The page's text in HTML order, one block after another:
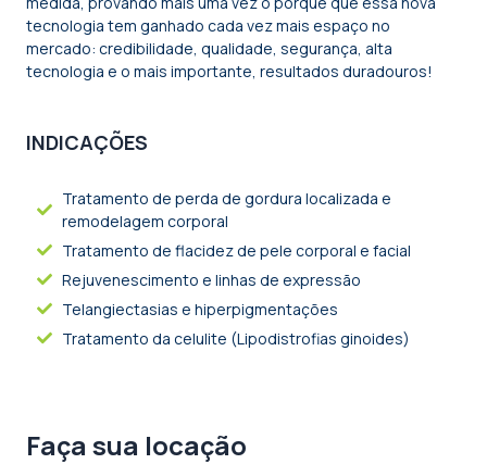
tecnologia tem ganhado cada vez mais espaço no
mercado: credibilidade, qualidade, segurança, alta
tecnologia e o mais importante, resultados duradouros!
INDICAÇÕES
Tratamento de perda de gordura localizada e
remodelagem corporal
Tratamento de flacidez de pele corporal e facial
Rejuvenescimento e linhas de expressão
Telangiectasias e hiperpigmentações
Tratamento da celulite (Lipodistrofias ginoides)
Faça sua locação